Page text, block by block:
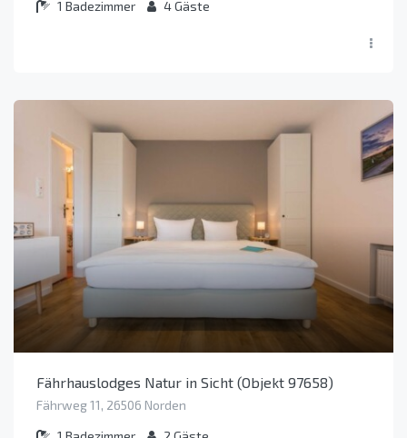
1 Badezimmer 4Gäste
Fährhauslodges Natur in Sicht (Objekt 97658)
Fährweg 11, 26506 Norden